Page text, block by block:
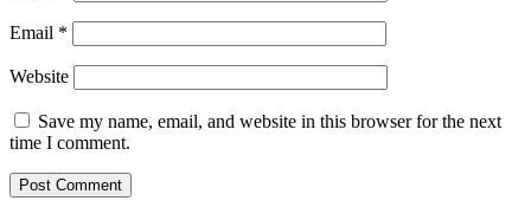
Email *
Website
Save my name, email, and website in this browser for the next
time I comment.